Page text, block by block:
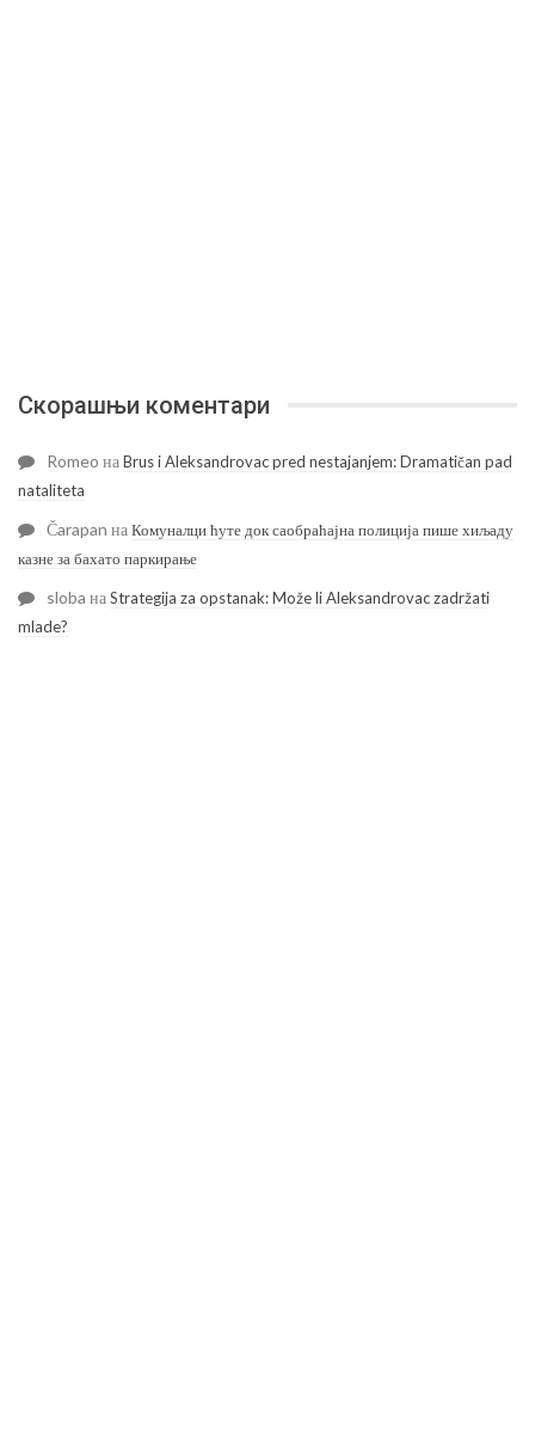
Скорашњи коментари
Romeo наBrus i Aleksandrovac pred nestajanjem: Dramatičan pad
nataliteta
Čarapan наКомуналци ћуте док саобраћајна полиција пише хиљаду
казне за бахато паркирање
sloba наStrategija za opstanak: Može li Aleksandrovac zadržati
mlade?